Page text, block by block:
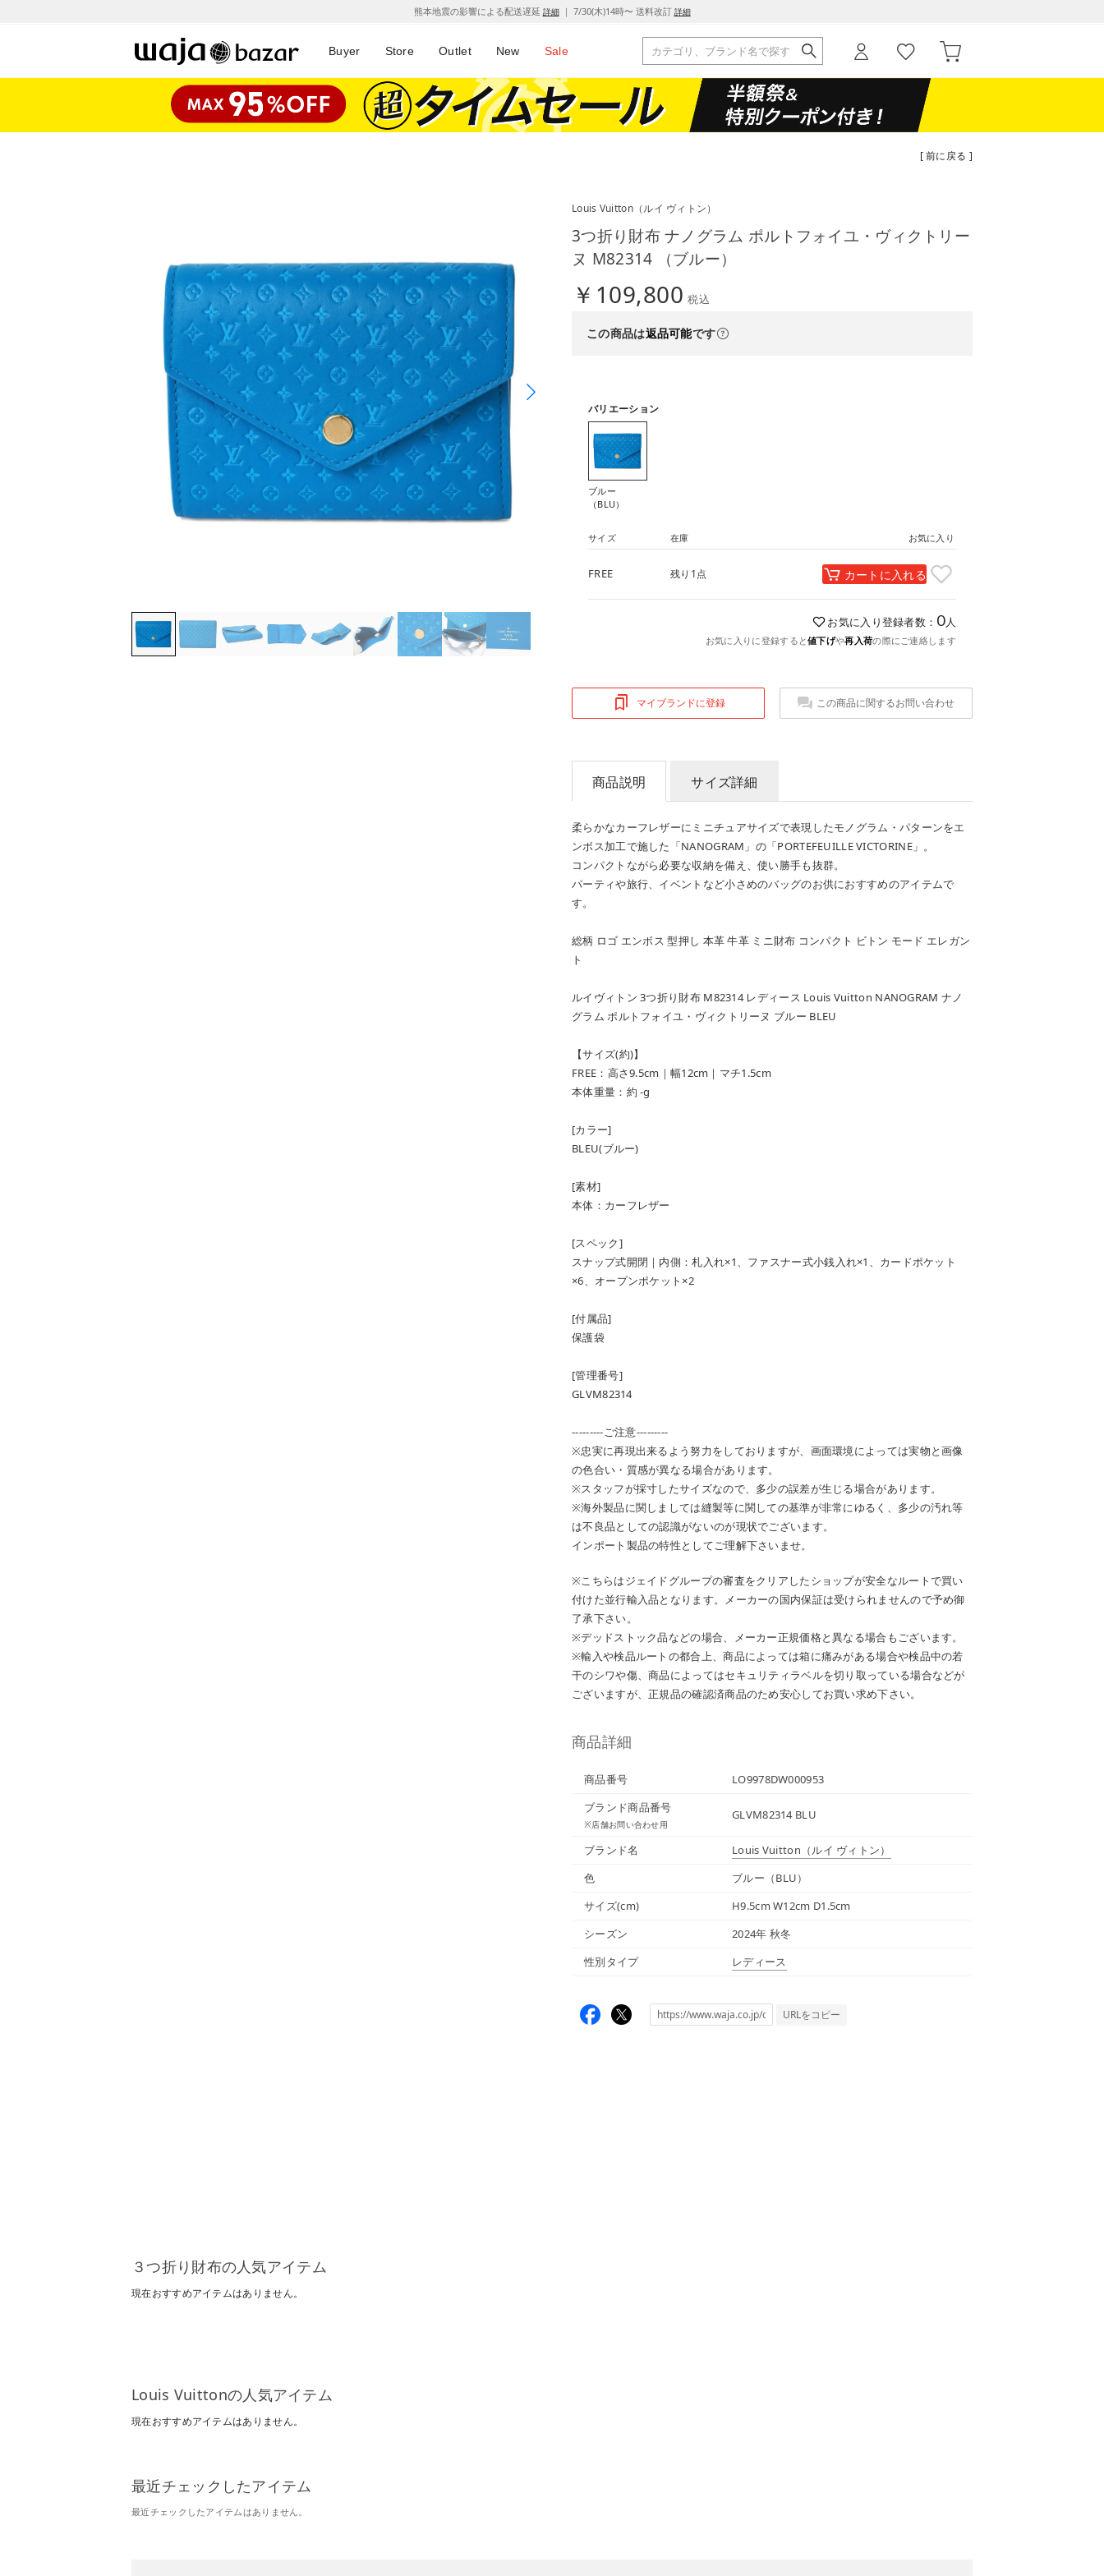
熊本地震の影響による配送遅延 詳細｜ 7/30(木)14時〜 送料改訂 詳細
Buyer Store Outlet New Sale
[ 前に戻る ]
Louis Vuitton（ルイ ヴィトン）
3つ折り財布 ナノグラム ポルトフォイユ・ヴィクトリー
ヌ M82314 （ブルー）
￥109,800 税込
この商品は返品可能です
バリエーション
ブルー
（BLU）
サイズ 在庫 お気に入り
FREE 残り1点 カートに入れる
お気に入り登録者数： 0人
お気に入りに登録すると値下げや再入荷の際にご連絡します
マイブランドに登録 この商品に関するお問い合わせ
商品説明 サイズ詳細
柔らかなカーフレザーにミニチュアサイズで表現したモノグラム・パターンをエ
ンボス加工で施した「NANOGRAM」の「PORTEFEUILLE VICTORINE」。
コンパクトながら必要な収納を備え、使い勝手も抜群。
パーティや旅行、イベントなど小さめのバッグのお供におすすめのアイテムで
す。
総柄 ロゴ エンボス 型押し 本革 牛革 ミニ財布 コンパクト ビトン モード エレガン
ト
ルイヴィトン 3つ折り財布 M82314 レディース Louis Vuitton NANOGRAM ナノ
グラム ポルトフォイユ・ヴィクトリーヌ ブルー BLEU
【サイズ(約)】
FREE：高さ9.5cm｜幅12cm｜マチ1.5cm
本体重量：約 -g
[カラー]
BLEU(ブルー)
[素材]
本体：カーフレザー
[スペック]
スナップ式開閉｜内側：札入れ×1、ファスナー式小銭入れ×1、カードポケット
×6、オープンポケット×2
[付属品]
保護袋
[管理番号]
GLVM82314
---------ご注意---------
※忠実に再現出来るよう努力をしておりますが、画面環境によっては実物と画像
の色合い・質感が異なる場合があります。
※スタッフが採寸したサイズなので、多少の誤差が生じる場合があります。
※海外製品に関しましては縫製等に関しての基準が非常にゆるく、多少の汚れ等
は不良品としての認識がないのが現状でございます。
インポート製品の特性としてご理解下さいませ。
※こちらはジェイドグループの審査をクリアしたショップが安全なルートで買い
付けた並行輸入品となります。メーカーの国内保証は受けられませんので予め御
了承下さい。
※デッドストック品などの場合、メーカー正規価格と異なる場合もございます。
※輸入や検品ルートの都合上、商品によっては箱に痛みがある場合や検品中の若
干のシワや傷、商品によってはセキュリティラベルを切り取っている場合などが
ございますが、正規品の確認済商品のため安心してお買い求め下さい。
商品詳細
商品番号
LO9978DW000953
ブランド商品番号
※店舗お問い合わせ用
GLVM82314 BLU
ブランド名 Louis Vuitton （ルイ ヴィトン）
色
ブルー（BLU）
サイズ(cm)
H9.5cm W12cm D1.5cm
シーズン
2024年 秋冬
性別タイプ
レディース
URLをコピー
３つ折り財布の人気アイテム
現在おすすめアイテムはありません。
Louis Vuittonの人気アイテム
現在おすすめアイテムはありません。
最近チェックしたアイテム
最近チェックしたアイテムはありません。